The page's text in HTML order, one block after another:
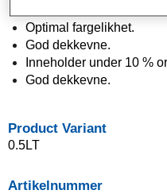
Optimal fargelikhet.
God dekkevne.
Inneholder under 10 %
God dekkevne.
Product Variant
0.5LT
Artikelnummer